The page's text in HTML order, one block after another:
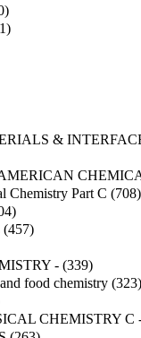
&
Chemistry Part C (708)
(457)
- (339)
food chemistry (323)
CHEMISTRY C